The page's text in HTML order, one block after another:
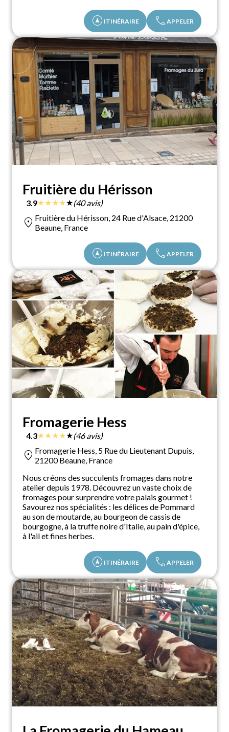
assistant_navigation ITINÉRAIRE call APPELER
Fruitière du Hérisson
3.9★★★★★(40 avis)
location_on Fruitière du Hérisson, 24 Rue d'Alsace, 21200
Beaune, France
assistant_navigation ITINÉRAIRE call APPELER
Fromagerie Hess
4.3★★★★★(46 avis)
location_on Fromagerie Hess, 5 Rue du Lieutenant Dupuis,
21200 Beaune, France
Nous créons des succulents fromages dans notre
atelier depuis 1978. Découvrez un vaste choix de
fromages pour surprendre votre palais gourmet !
Savourez nos spécialités : les délices de Pommard
au son de moutarde, au bourgeon de cassis de
bourgogne, à la truffe noire d'Italie, au pain d'épice,
à l'ail et fines herbes.
assistant_navigation ITINÉRAIRE call APPELER